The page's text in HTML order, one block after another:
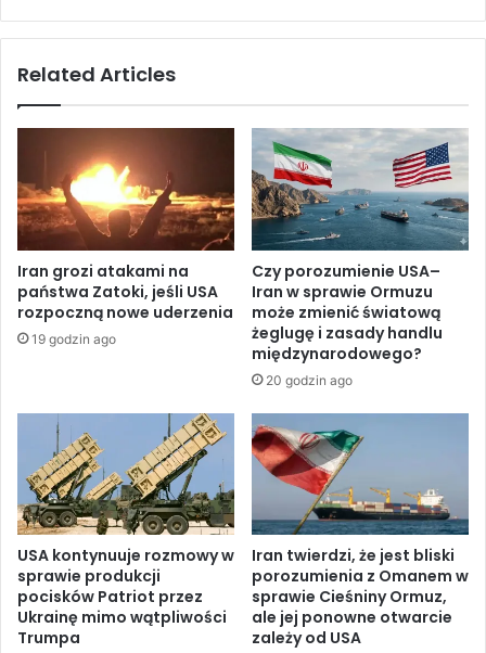
r
o
a
m
r
o
z
b
r
o
n
b
o
j
k
o
t
u
t
n
o
w
e
i
z
a
s
e
p
r
z
e
p
i
s
Related Articles
Iran grozi atakami na
państwa Zatoki, jeśli USA
rozpoczną nowe uderzenia
19 godzin ago
Czy porozumienie USA–
Iran w sprawie Ormuzu
może zmienić światową
żeglugę i zasady handlu
międzynarodowego?
20 godzin ago
USA kontynuuje rozmowy w
sprawie produkcji
pocisków Patriot przez
Ukrainę mimo wątpliwości
Trumpa
Iran twierdzi, że jest bliski
porozumienia z Omanem w
sprawie Cieśniny Ormuz,
ale jej ponowne otwarcie
zależy od USA